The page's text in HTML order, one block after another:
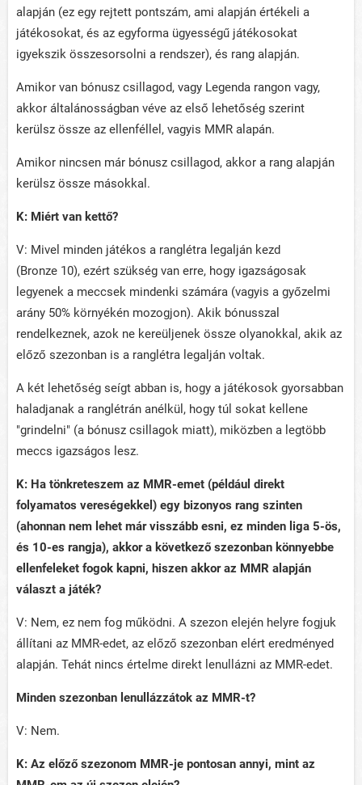
alapján (ez egy rejtett pontszám, ami alapján értékeli a
játékosokat, és az egyforma ügyességű játékosokat
igyekszik összesorsolni a rendszer), és rang alapján.
Amikor van bónusz csillagod, vagy Legenda rangon vagy,
akkor általánosságban véve az első lehetőség szerint
kerülsz össze az ellenféllel, vagyis MMR alapán.
Amikor nincsen már bónusz csillagod, akkor a rang alapján
kerülsz össze másokkal.
K: Miért van kettő?
V: Mivel minden játékos a ranglétra legalján kezd
(Bronze 10), ezért szükség van erre, hogy igazságosak
legyenek a meccsek mindenki számára (vagyis a győzelmi
arány 50% környékén mozogjon). Akik bónusszal
rendelkeznek, azok ne kereüljenek össze olyanokkal, akik az
előző szezonban is a ranglétra legalján voltak.
A két lehetőség seígt abban is, hogy a játékosok gyorsabban
haladjanak a ranglétrán anélkül, hogy túl sokat kellene
"grindelni" (a bónusz csillagok miatt), miközben a legtöbb
meccs igazságos lesz.
K: Ha tönkreteszem az MMR-emet (például direkt
folyamatos vereségekkel) egy bizonyos rang szinten
(ahonnan nem lehet már visszább esni, ez minden liga 5-ös,
és 10-es rangja), akkor a következő szezonban könnyebbe
ellenfeleket fogok kapni, hiszen akkor az MMR alapján
választ a játék?
V: Nem, ez nem fog működni. A szezon elején helyre fogjuk
állítani az MMR-edet, az előző szezonban elért eredményed
alapján. Tehát nincs értelme direkt lenullázni az MMR-edet.
Minden szezonban lenullázzátok az MMR-t?
V: Nem.
K: Az előző szezonom MMR-je pontosan annyi, mint az